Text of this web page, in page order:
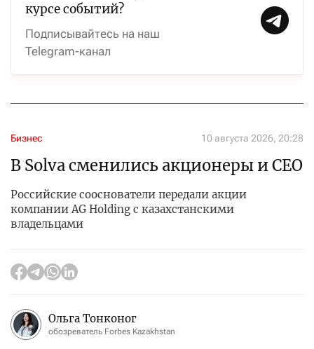
курсе событий?
Подписывайтесь на наш
Telegram-канал
Бизнес 10 августа 2026, 20:28
В Solva сменились акционеры и CEO
Российские сооснователи передали акции
компании AG Holding с казахстанскими
владельцами
Ольга Тонконог
обозреватель Forbes Kazakhstan